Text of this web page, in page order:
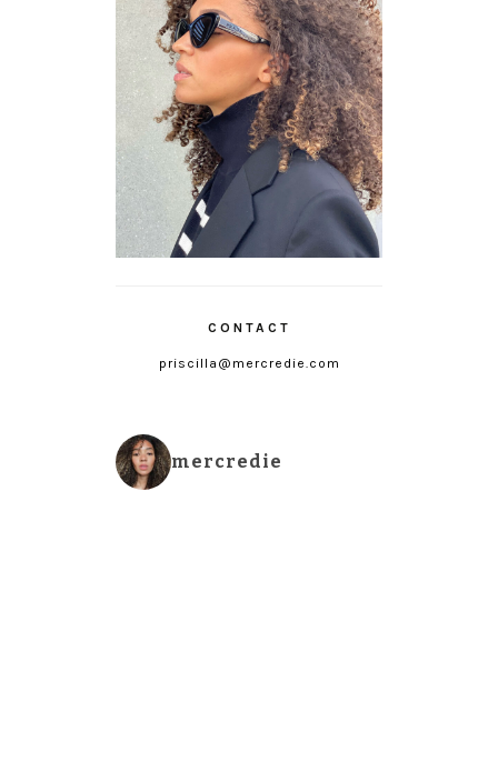
CONTACT
priscilla@mercredie.com
mercredie